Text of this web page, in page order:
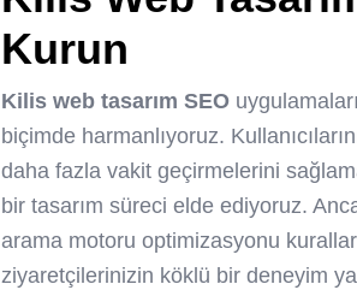
Kurun
Kilis web tasarım SEO
biçimde harmanlıyoruz.
daha fazla vakit geçirmelerini
bir tasarım süreci elde ediyoruz.
arama motoru optimizasyonu
ziyaretçilerinizin köklü bir deneyim